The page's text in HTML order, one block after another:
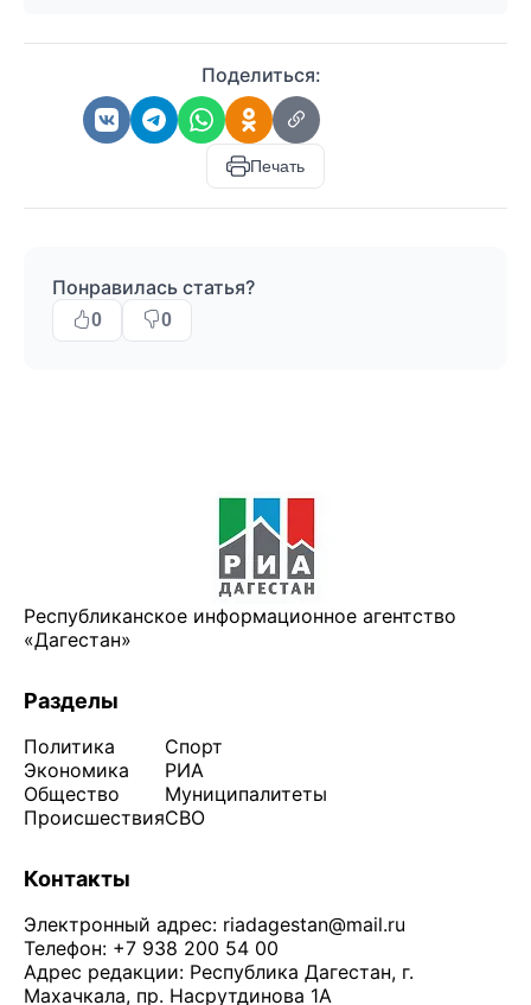
Поделиться:
Печать
Понравилась статья?
0 0
Республиканское информационное агентство
«Дагестан»
Разделы
Политика
Экономика
Общество
Происшествия
Спорт
РИА
Муниципалитеты
СВО
Контакты
Электронный адрес: riadagestan@mail.ru
Телефон: +7 938 200 54 00
Адрес редакции: Республика Дагестан, г.
Махачкала, пр. Насрутдинова 1А